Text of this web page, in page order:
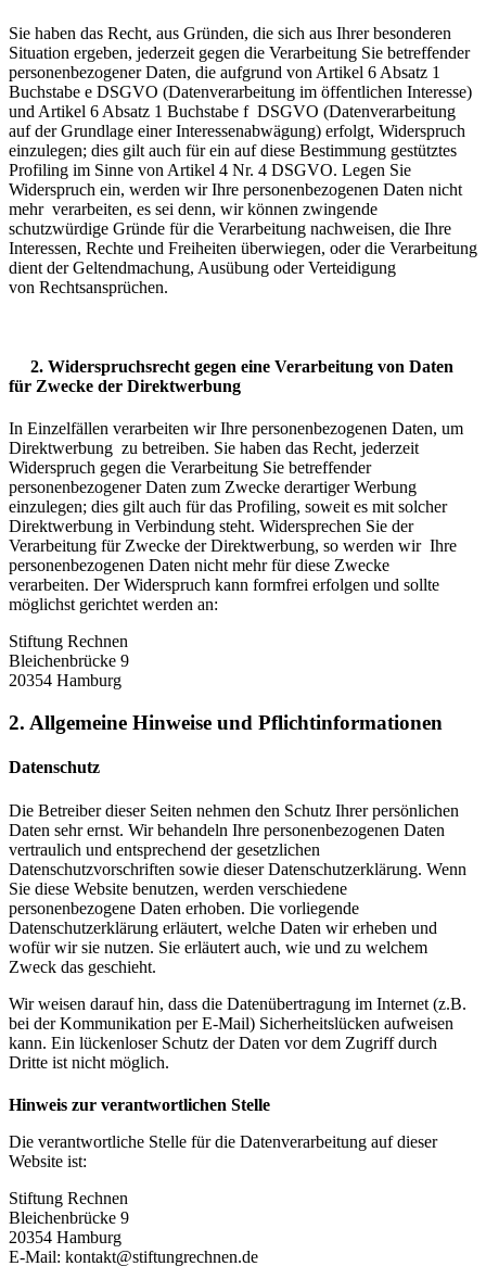
Sie haben das Recht, aus Gründen, die sich aus Ihrer besonderen
Situation ergeben, jederzeit gegen die Verarbeitung Sie betreffender
personenbezogener Daten, die aufgrund von Artikel 6 Absatz 1
Buchstabe e DSGVO (Datenverarbeitung im öffentlichen Interesse)
und Artikel 6 Absatz 1 Buchstabe f DSGVO (Datenverarbeitung
auf der Grundlage einer Interessenabwägung) erfolgt, Widerspruch
einzulegen; dies gilt auch für ein auf diese Bestimmung gestütztes
Profiling im Sinne von Artikel 4 Nr. 4 DSGVO. Legen Sie
Widerspruch ein, werden wir Ihre personenbezogenen Daten nicht
mehr verarbeiten, es sei denn, wir können zwingende
schutzwürdige Gründe für die Verarbeitung nachweisen, die Ihre
Interessen, Rechte und Freiheiten überwiegen, oder die Verarbeitung
dient der Geltendmachung, Ausübung oder Verteidigung
von Rechtsansprüchen.
2. Widerspruchsrecht gegen eine Verarbeitung von Daten
für Zwecke der Direktwerbung
In Einzelfällen verarbeiten wir Ihre personenbezogenen Daten, um
Direktwerbung zu betreiben. Sie haben das Recht, jederzeit
Widerspruch gegen die Verarbeitung Sie betreffender
personenbezogener Daten zum Zwecke derartiger Werbung
einzulegen; dies gilt auch für das Profiling, soweit es mit solcher
Direktwerbung in Verbindung steht. Widersprechen Sie der
Verarbeitung für Zwecke der Direktwerbung, so werden wir Ihre
personenbezogenen Daten nicht mehr für diese Zwecke
verarbeiten. Der Widerspruch kann formfrei erfolgen und sollte
möglichst gerichtet werden an:
Stiftung Rechnen
Bleichenbrücke 9
20354 Hamburg
2. Allgemeine Hinweise und Pflichtinformationen
Datenschutz
Die Betreiber dieser Seiten nehmen den Schutz Ihrer persönlichen
Daten sehr ernst. Wir behandeln Ihre personenbezogenen Daten
vertraulich und entsprechend der gesetzlichen
Datenschutzvorschriften sowie dieser Datenschutzerklärung. Wenn
Sie diese Website benutzen, werden verschiedene
personenbezogene Daten erhoben. Die vorliegende
Datenschutzerklärung erläutert, welche Daten wir erheben und
wofür wir sie nutzen. Sie erläutert auch, wie und zu welchem
Zweck das geschieht.
Wir weisen darauf hin, dass die Datenübertragung im Internet (z.B.
bei der Kommunikation per E-Mail) Sicherheitslücken aufweisen
kann. Ein lückenloser Schutz der Daten vor dem Zugriff durch
Dritte ist nicht möglich.
Hinweis zur verantwortlichen Stelle
Die verantwortliche Stelle für die Datenverarbeitung auf dieser
Website ist:
Stiftung Rechnen
Bleichenbrücke 9
20354 Hamburg
E-Mail: kontakt@stiftungrechnen.de